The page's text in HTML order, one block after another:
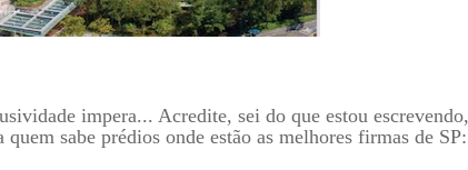
impera... Acredite, sei do que estou escrevendo,
sabe prédios onde estão as melhores firmas de SP: